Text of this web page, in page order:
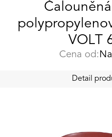
VOLT
Cena od:
Detail